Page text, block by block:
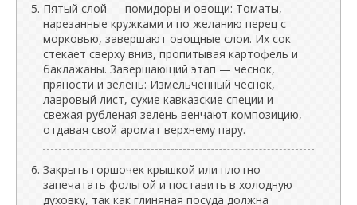
Пятый слой — помидоры и овощи: Томаты,
нарезанные кружками и по желанию перец с
морковью, завершают овощные слои. Их сок
стекает сверху вниз, пропитывая картофель и
баклажаны. Завершающий этап — чеснок,
пряности и зелень: Измельченный чеснок,
лавровый лист, сухие кавказские специи и
свежая рубленая зелень венчают композицию,
отдавая свой аромат верхнему пару.
Закрыть горшочек крышкой или плотно
запечатать фольгой и поставить в холодную
духовку, так как глиняная посуда должна